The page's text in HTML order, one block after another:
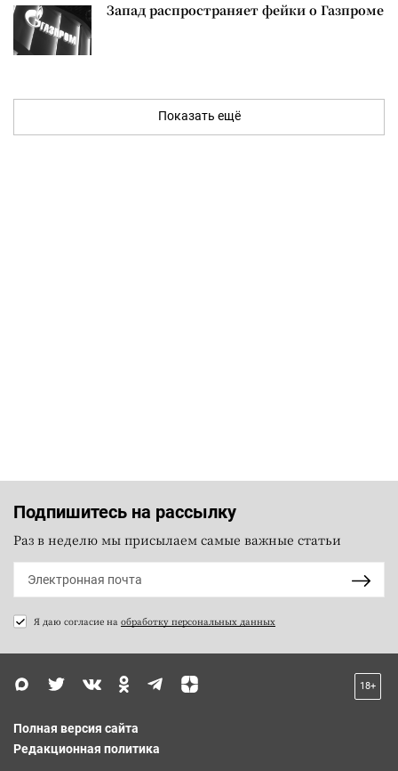
Запад распространяет фейки о Газпроме
Показать ещё
Подпишитесь на рассылку
Раз в неделю мы присылаем самые важные статьи
Я даю согласие на обработку персональных данных
18+
Полная версия сайта
Редакционная политика